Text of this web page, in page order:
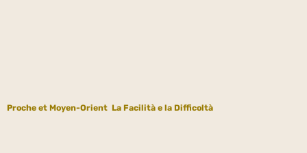
Proche et Moyen-Orient La Facilità e la Difficoltà